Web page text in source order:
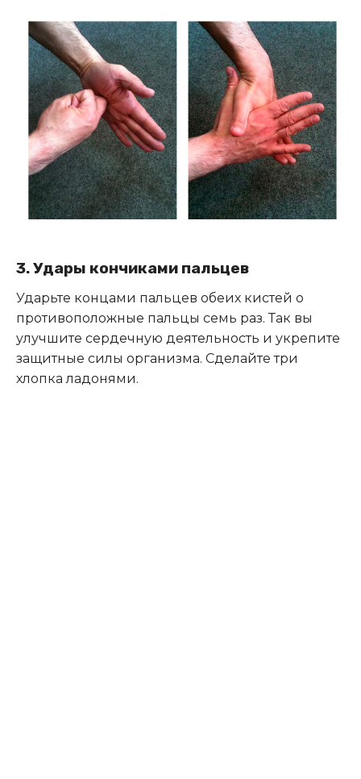
3. Удары кончиками пальцев
Ударьте концами пальцев обеих кистей о
противоположные пальцы семь раз. Так вы
улучшите сердечную деятельность и укрепите
защитные силы организма. Сделайте три
хлопка ладонями.